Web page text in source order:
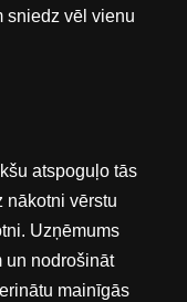
sniedz vēl vienu
atspoguļo tās
nākotni vērstu
Uzņēmums
un nodrošināt
mainīgās